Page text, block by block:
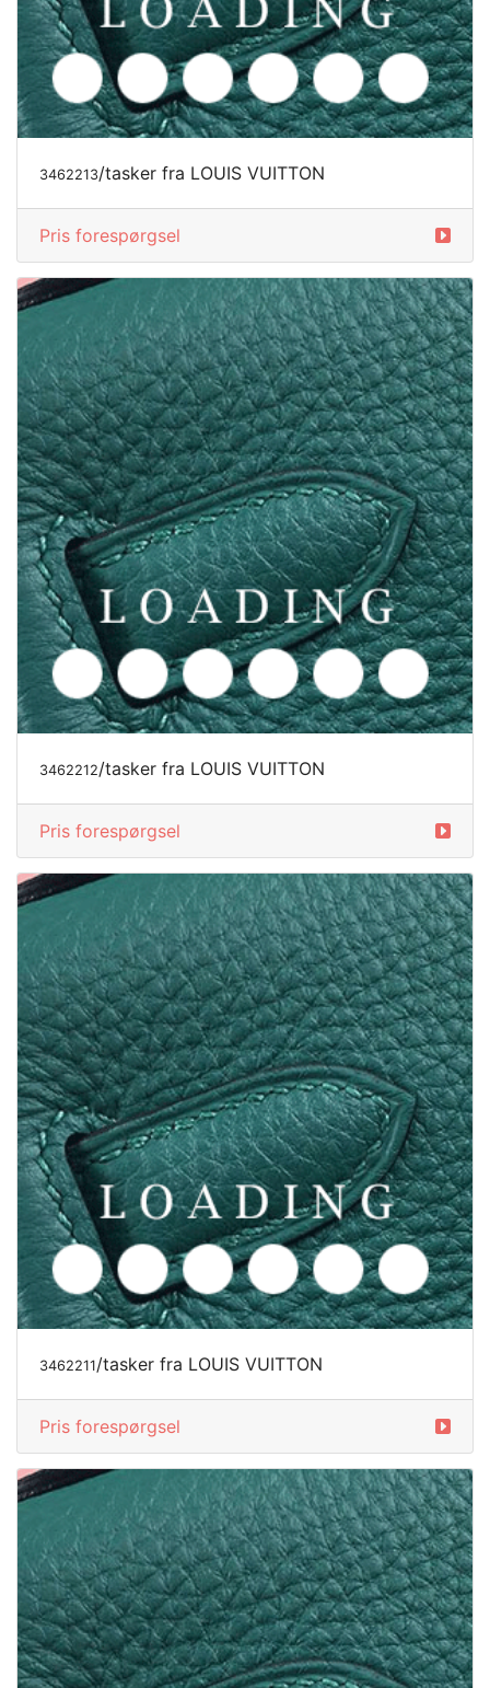
3462213/tasker fra LOUIS VUITTON
Pris forespørgsel
3462212/tasker fra LOUIS VUITTON
Pris forespørgsel
3462211/tasker fra LOUIS VUITTON
Pris forespørgsel